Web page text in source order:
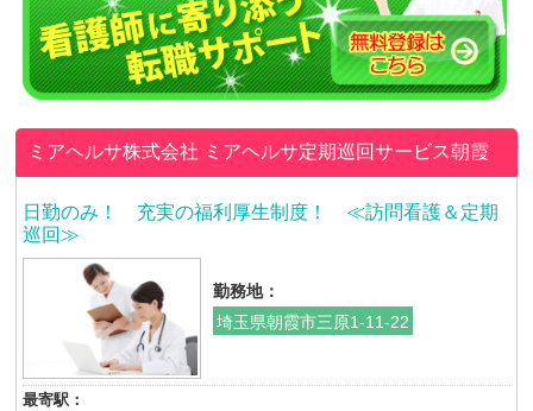
ミアヘルサ株式会社 ミアヘルサ定期巡回サービス朝霞
日勤のみ！ 充実の福利厚生制度！ ≪訪問看護＆定期
巡回≫
勤務地：
埼玉県朝霞市三原1-11-22
最寄駅：